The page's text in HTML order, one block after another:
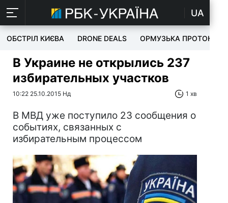
UA
ОБСТРІЛ КИЄВА DRONE DEALS ОРМУЗЬКА ПРОТОКА
В Украине не открылись 237
избирательных участков
10:22 25.10.2015 Нд 1 хв
В МВД уже поступило 23 сообщения о
событиях, связанных с
избирательным процессом